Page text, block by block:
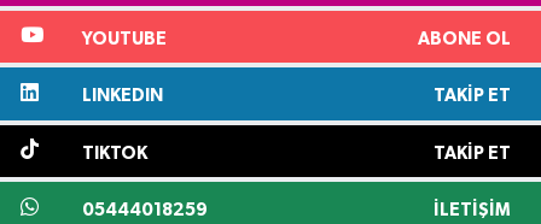
YOUTUBE ABONE OL
LINKEDIN TAKIP ET
TIKTOK TAKIP ET
05444018259 İLETIŞIM